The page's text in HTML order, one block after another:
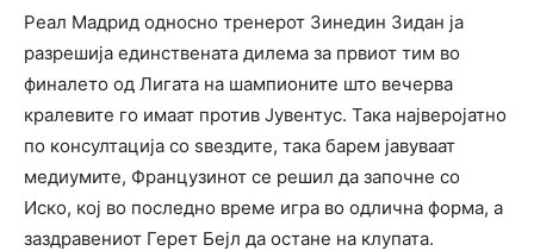
Реал Мадрид односно тренерот Зинедин Зидан ја
разрешија единствената дилема за првиот тим во
финалето од Лигата на шампионите што вечерва
кралевите го имаат против Јувентус. Така најверојатно
по консултација со ѕвездите, така барем јавуваат
медиумите, Французинот се решил да започне со
Иско, кој во последно време игра во одлична форма, а
заздравениот Герет Бејл да остане на клупата.